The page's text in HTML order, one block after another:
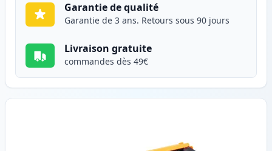
Garantie de qualité
Garantie de 3 ans. Retours sous 90 jours
Livraison gratuite
commandes dès 49€